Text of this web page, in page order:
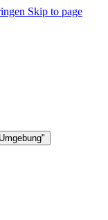
Skip to page